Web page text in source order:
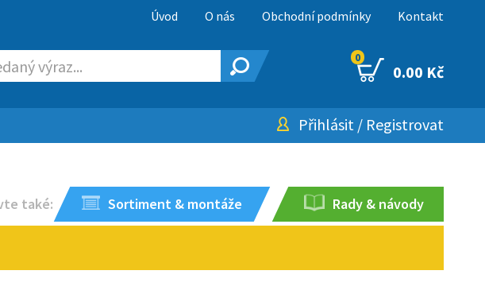
Úvod O nás Obchodní podmínky Kontakt
0
0.00 Kč
Přihlásit / Registrovat
také: Sortiment & montáže Rady & návody